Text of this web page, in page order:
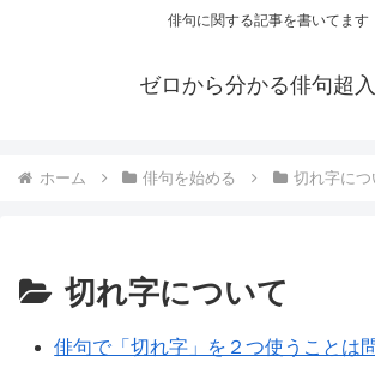
俳句に関する記事を書いてます
ゼロから分かる俳句超
ホーム 俳句を始める 切れ字につ
切れ字について
俳句で「切れ字」を２つ使うことは